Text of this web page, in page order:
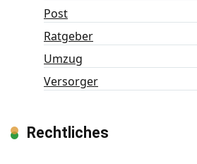
Post
Ratgeber
Umzug
Versorger
Rechtliches